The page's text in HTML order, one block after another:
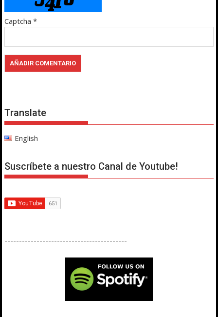
Captcha *
Translate
English
Suscríbete a nuestro Canal de Youtube!
------------------------------------------